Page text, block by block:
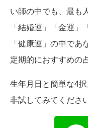
い師の中でも、最も
「結婚運」「金運」
「健康運」の中であ
定期的におすすめの
生年月日と簡単な4
非試してみてくださ